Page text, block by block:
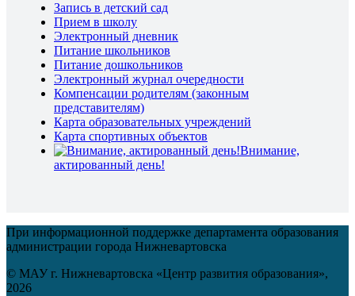
Запись в детский сад
Прием в школу
Электронный дневник
Питание школьников
Питание дошкольников
Электронный журнал очередности
Компенсации родителям (законным
представителям)
Карта образовательных учреждений
Карта спортивных объектов
Внимание,
актированный день!
При информационной поддержке департамента образования
администрации города Нижневартовска
© МАУ г. Нижневартовска «Центр развития образования»,
2026